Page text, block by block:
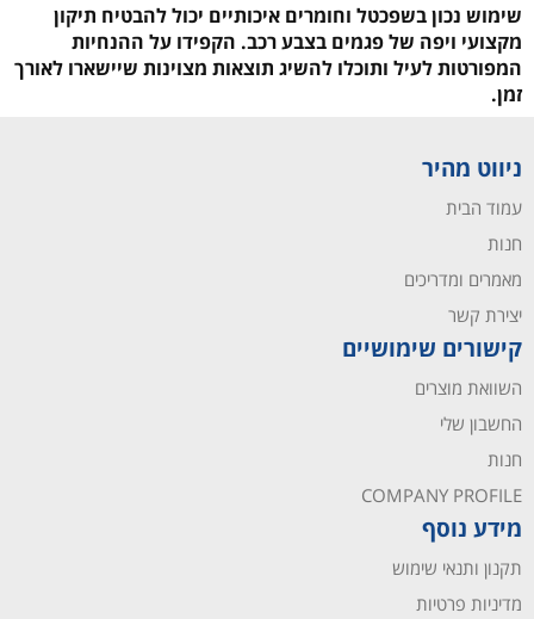
שימוש נכון בשפכטל וחומרים איכותיים יכול להבטיח תיקון
מקצועי ויפה של פגמים בצבע רכב. הקפידו על ההנחיות
המפורטות לעיל ותוכלו להשיג תוצאות מצוינות שיישארו לאורך
זמן.
ניווט מהיר
עמוד הבית
חנות
מאמרים ומדריכים
יצירת קשר
קישורים שימושיים
השוואת מוצרים
החשבון שלי
חנות
COMPANY PROFILE
מידע נוסף
תקנון ותנאי שימוש
מדיניות פרטיות